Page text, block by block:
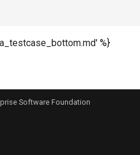
%}
Software Foundation